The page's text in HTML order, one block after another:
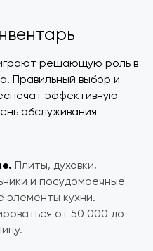
решающую роль в
Правильный выбор и
эффективную
обслуживания
Плиты, духовки,
и посудомоечные
кухни.
от 50 000 до